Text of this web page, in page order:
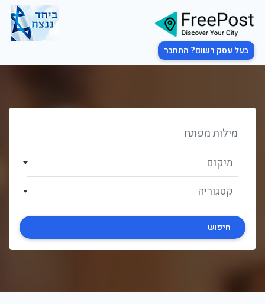
בעל עסק רשום? התחבר
מיקום
קטגוריה
חיפוש